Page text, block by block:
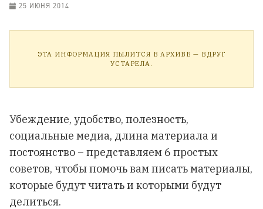
25 ИЮНЯ 2014
ЭТА ИНФОРМАЦИЯ ПЫЛИТСЯ В АРХИВЕ — ВДРУГ
УСТАРЕЛА.
Убеждение, удобство, полезность,
социальные медиа, длина материала и
постоянство – представляем 6 простых
советов, чтобы помочь вам писать материалы,
которые будут читать и которыми будут
делиться.